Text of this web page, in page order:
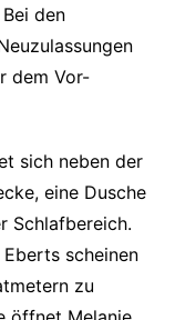
den
dem Vor-
sich neben der
eine Dusche
Schlafbereich.
scheinen
zu